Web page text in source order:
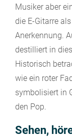
Musiker aber
die E-Gitarre
Anerkennung.
destilliert in
Historisch
wie ein roter
symbolisiert in
den Pop.
Sehen,